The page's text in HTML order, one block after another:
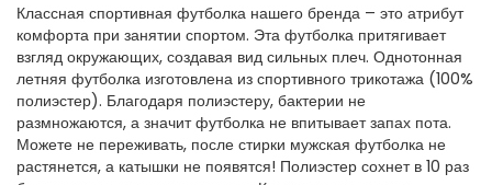
Классная спортивная футболка нашего бренда – это атрибут
комфорта при занятии спортом. Эта футболка притягивает
взгляд окружающих, создавая вид сильных плеч. Однотонная
летняя футболка изготовлена из спортивного трикотажа (100%
полиэстер). Благодаря полиэстеру, бактерии не
размножаются, а значит футболка не впитывает запах пота.
Можете не переживать, после стирки мужская футболка не
растянется, а катышки не появятся! Полиэстер сохнет в 10 раз